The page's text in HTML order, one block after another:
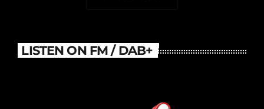
LISTEN ON FM / DAB+